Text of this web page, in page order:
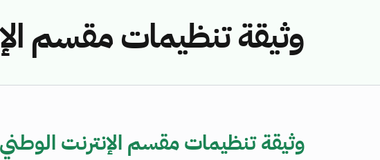
وثيقة تنظيمات مقسم
وثيقة تنظيمات مقسم الإنترنت الوطني